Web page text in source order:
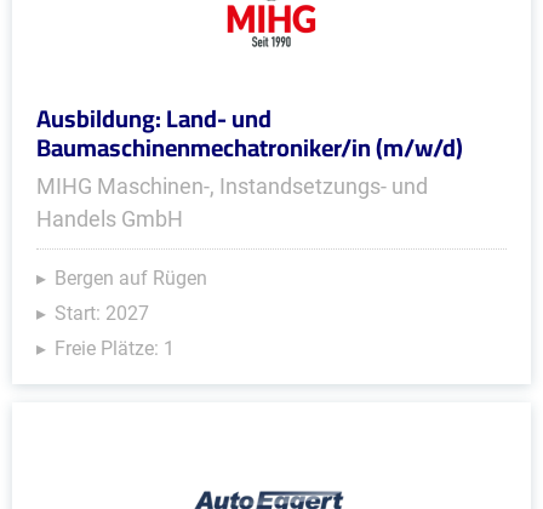
Ausbildung: Land- und
Baumaschinenmechatroniker/in (m/w/d)
MIHG Maschinen-, Instandsetzungs- und
Handels GmbH
Bergen auf Rügen
Start: 2027
Freie Plätze: 1